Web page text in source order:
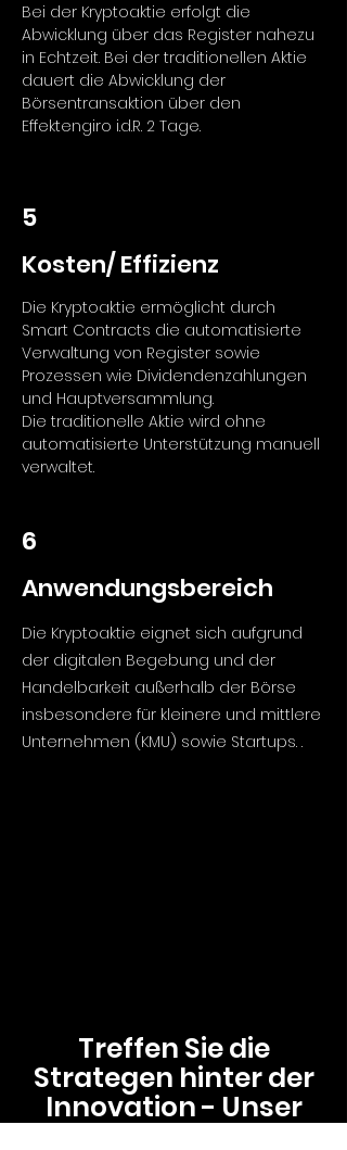
Bei der Kryptoaktie erfolgt die
Abwicklung über das Register nahezu
in Echtzeit. Bei der traditionellen Aktie
dauert die Abwicklung der
Börsentransaktion über den
Effektengiro i.d.R. 2 Tage.
5
Kosten/ Effizienz
Die Kryptoaktie ermöglicht durch
Smart Contracts die automatisierte
Verwaltung von Register sowie
Prozessen wie Dividendenzahlungen
und Hauptversammlung.
Die traditionelle Aktie wird ohne
automatisierte Unterstützung manuell
verwaltet.
6
Anwendungsbereich
Die Kryptoaktie eignet sich aufgrund
der digitalen Begebung und der
Handelbarkeit außerhalb der Börse
insbesondere für kleinere und mittlere
Unternehmen (KMU) sowie Startups. .
Treffen Sie die
Strategen hinter der
Innovation - Unser